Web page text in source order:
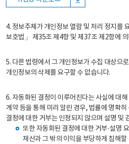
4. 정보주체가 개인정보 열람 및 처리 정지를
보호법」 제35조 제4항 및 제37조 제2항에
5. 다른 법령에서 그 개인정보가 수집 대상으
개인정보의 삭제를 요구할 수 없습니다.
6. 자동화된 결정이 이루어진다는 사실에 대
계약 등을 통해 미리 알린 경우, 법률에 명확
결정에 대한 거부는 인정되지 않으며 설명 및
또한 자동화된 결정에 대한 거부·설명
재산과 그 밖의 이익을 부당하게 침해